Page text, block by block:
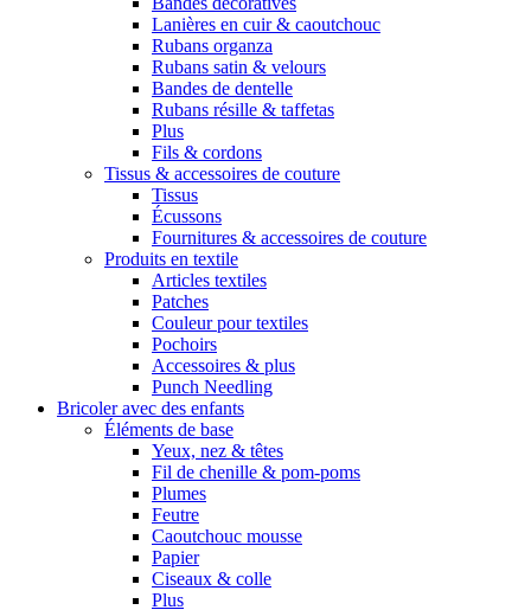
Lanières en cuir & caoutchouc
Rubans organza
Rubans satin & velours
Bandes de dentelle
Rubans résille & taffetas
Plus
Fils & cordons
Tissus & accessoires de couture
Tissus
Écussons
Fournitures & accessoires de couture
Produits en textile
Articles textiles
Patches
Couleur pour textiles
Pochoirs
Accessoires & plus
Punch Needling
Bricoler avec des enfants
Éléments de base
Yeux, nez & têtes
Fil de chenille & pom-poms
Plumes
Feutre
Caoutchouc mousse
Papier
Ciseaux & colle
Plus